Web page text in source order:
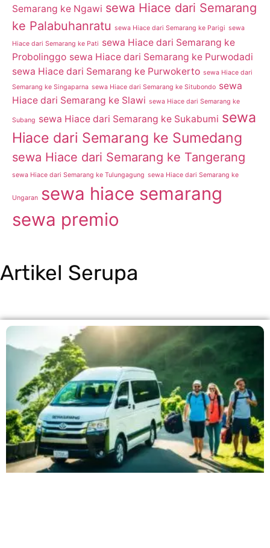
Semarang ke Ngawi sewa Hiace dari Semarang
ke Palabuhanratu sewa Hiace dari Semarang ke Parigi sewa
Hiace dari Semarang ke Pati sewa Hiace dari Semarang ke
Probolinggo sewa Hiace dari Semarang ke Purwodadi
sewa Hiace dari Semarang ke Purwokerto sewa Hiace dari
Semarang ke Singaparna sewa Hiace dari Semarang ke Situbondo sewa
Hiace dari Semarang ke Slawi sewa Hiace dari Semarang ke
Subang sewa Hiace dari Semarang ke Sukabumi sewa
Hiace dari Semarang ke Sumedang
sewa Hiace dari Semarang ke Tangerang
sewa Hiace dari Semarang ke Tulungagung sewa Hiace dari Semarang ke
Ungaran sewa hiace semarang
sewa premio
Artikel Serupa